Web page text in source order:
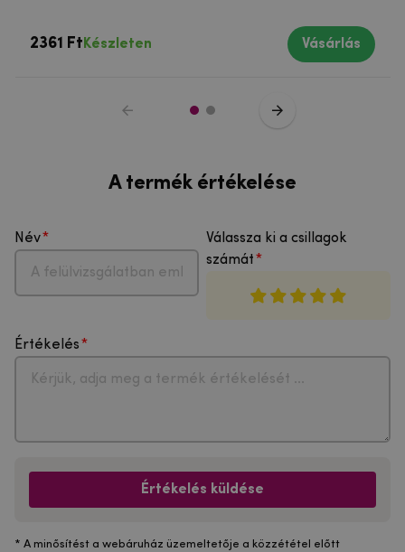
2361 Ft Készleten Vásárlás
A termék értékelése
Név
Válassza ki a csillagok
számát
Értékelés
Értékelés küldése
* A minősítést a webáruház üzemeltetője a közzététel előtt